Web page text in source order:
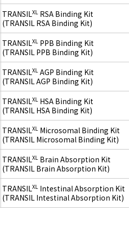
TRANSILXL RSA Binding Kit
(TRANSIL RSA Binding Kit)
TRANSILXL PPB Binding Kit
(TRANSIL PPB Binding Kit)
TRANSILXL AGP Binding Kit
(TRANSIL AGP Binding Kit)
TRANSILXL HSA Binding Kit
(TRANSIL HSA Binding Kit)
TRANSILXL Microsomal Binding Kit
(TRANSIL Microsomal Binding Kit)
TRANSILXL Brain Absorption Kit
(TRANSIL Brain Absorption Kit)
TRANSILXL Intestinal Absorption Kit
(TRANSIL Intestinal Absorption Kit)